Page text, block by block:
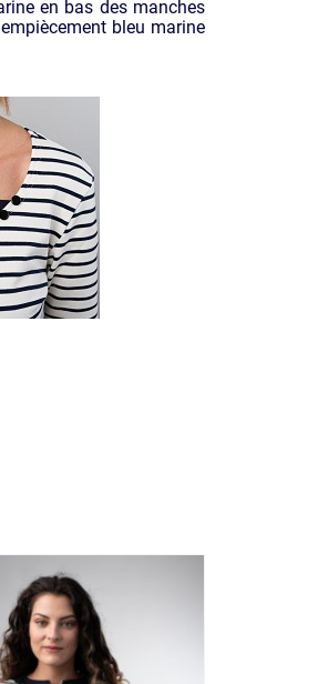
en bas des manches
bleu marine